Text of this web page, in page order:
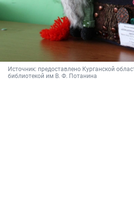
Источник: предоставлено Курганской
библиотекой им В. Ф. Потанина